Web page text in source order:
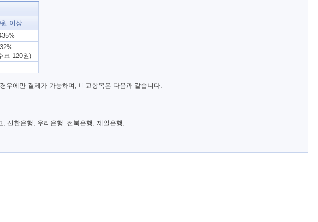
이상
료 120원)
우에만 결제가 가능하며, 비교항목은 다음과 같습니다.
신한은행, 우리은행, 전북은행, 제일은행,